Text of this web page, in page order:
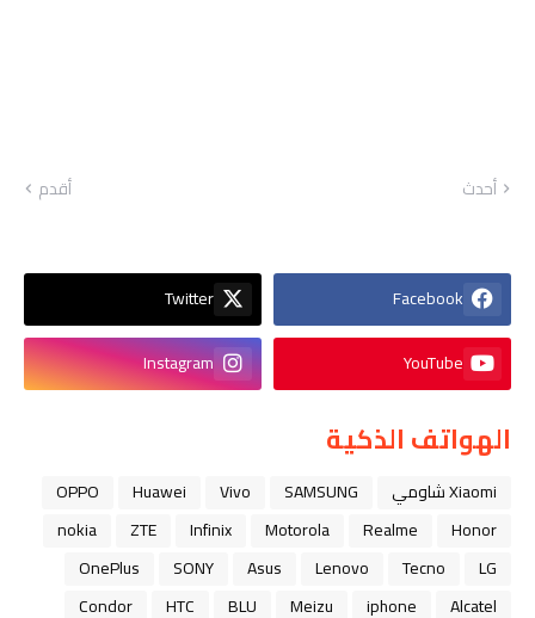
أحدث أقدم
Facebook
Twitter
YouTube
Instagram
الهواتف الذكية
Xiaomi شاومي SAMSUNG
Vivo
Huawei
OPPO
Honor
Realme
Motorola
Infinix
ZTE
nokia
LG
Tecno
Lenovo
Asus
SONY
OnePlus
Alcatel
iphone
Meizu
BLU
HTC
Condor